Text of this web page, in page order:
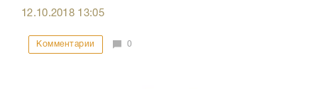
12.10.2018 13:05
Комментарии 0